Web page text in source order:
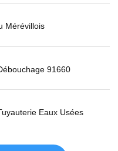
Mérévillois
91660
Eaux Usées